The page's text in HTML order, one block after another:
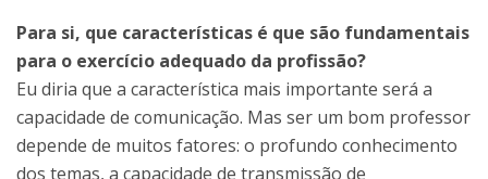
Para si, que características é que são fundamentais
para o exercício adequado da profissão?
Eu diria que a característica mais importante será a
capacidade de comunicação. Mas ser um bom professor
depende de muitos fatores: o profundo conhecimento
dos temas, a capacidade de transmissão de